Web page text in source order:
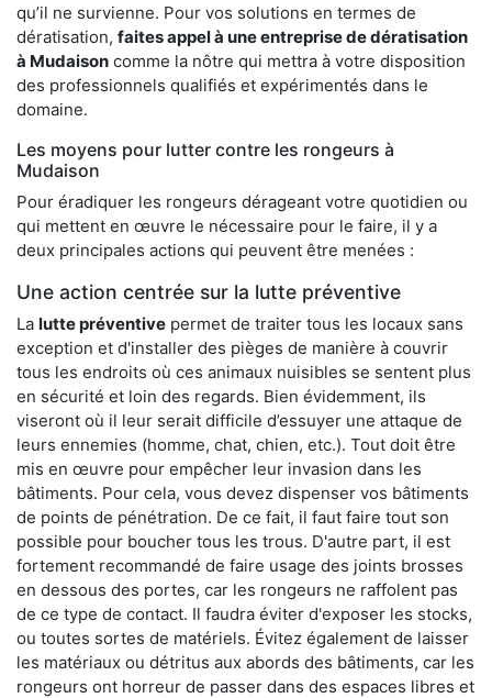
qu’il ne survienne. Pour vos solutions en termes de
dératisation, faites appel à une entreprise de dératisation
à Mudaison comme la nôtre qui mettra à votre disposition
des professionnels qualifiés et expérimentés dans le
domaine.
Les moyens pour lutter contre les rongeurs à
Mudaison
Pour éradiquer les rongeurs dérageant votre quotidien ou
qui mettent en œuvre le nécessaire pour le faire, il y a
deux principales actions qui peuvent être menées :
Une action centrée sur la lutte préventive
La lutte préventive permet de traiter tous les locaux sans
exception et d'installer des pièges de manière à couvrir
tous les endroits où ces animaux nuisibles se sentent plus
en sécurité et loin des regards. Bien évidemment, ils
viseront où il leur serait difficile d’essuyer une attaque de
leurs ennemies (homme, chat, chien, etc.). Tout doit être
mis en œuvre pour empêcher leur invasion dans les
bâtiments. Pour cela, vous devez dispenser vos bâtiments
de points de pénétration. De ce fait, il faut faire tout son
possible pour boucher tous les trous. D'autre part, il est
fortement recommandé de faire usage des joints brosses
en dessous des portes, car les rongeurs ne raffolent pas
de ce type de contact. Il faudra éviter d'exposer les stocks,
ou toutes sortes de matériels. Évitez également de laisser
les matériaux ou détritus aux abords des bâtiments, car les
rongeurs ont horreur de passer dans des espaces libres et